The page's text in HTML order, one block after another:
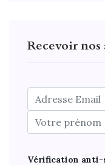
Recevoir nos
Vérification anti-